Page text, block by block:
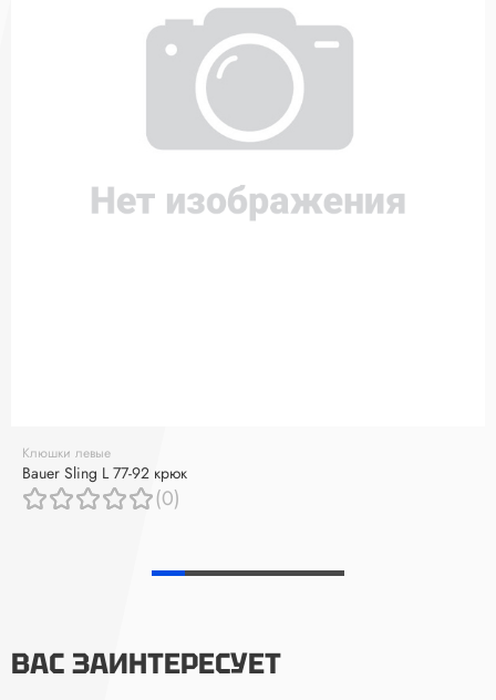
Клюшки левые
Bauer Sling L 77-92 крюк
(0)
ВАС ЗАИНТЕРЕСУЕТ